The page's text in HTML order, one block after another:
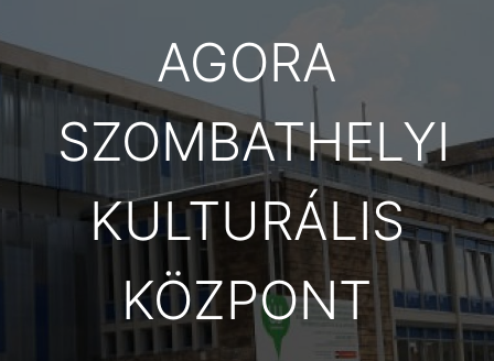
AGORA
SZOMBATHELYI
KULTURÁLIS
KÖZPONT